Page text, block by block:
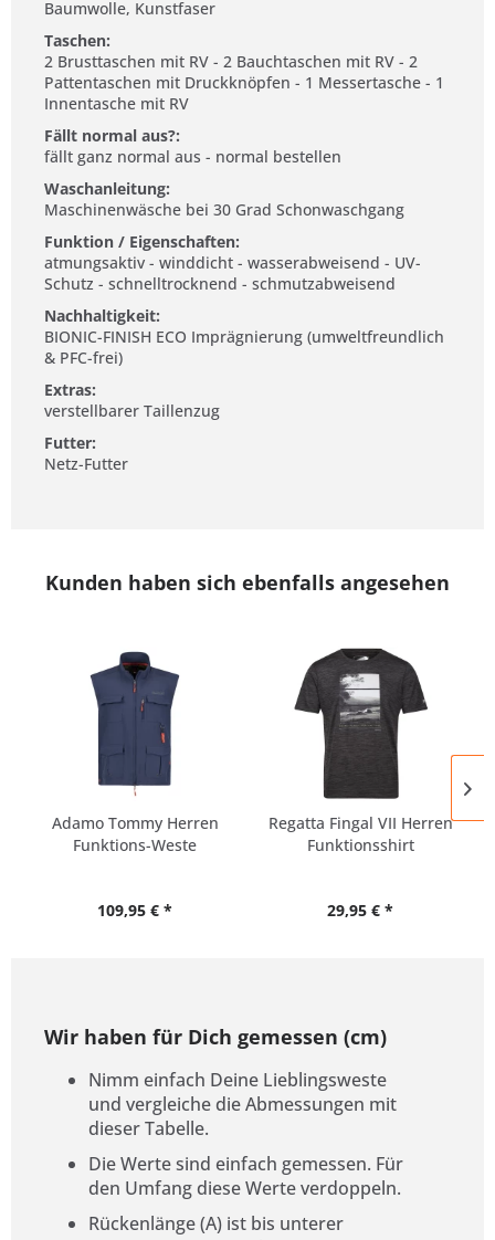
Baumwolle, Kunstfaser
Taschen:
2 Brusttaschen mit RV - 2 Bauchtaschen mit RV - 2
Pattentaschen mit Druckknöpfen - 1 Messertasche - 1
Innentasche mit RV
Fällt normal aus?:
fällt ganz normal aus - normal bestellen
Waschanleitung:
Maschinenwäsche bei 30 Grad Schonwaschgang
Funktion / Eigenschaften:
atmungsaktiv - winddicht - wasserabweisend - UV-
Schutz - schnelltrocknend - schmutzabweisend
Nachhaltigkeit:
BIONIC-FINISH ECO Imprägnierung (umweltfreundlich
& PFC-frei)
Extras:
verstellbarer Taillenzug
Futter:
Netz-Futter
Kunden haben sich ebenfalls angesehen
Adamo Tommy Herren
Funktions-Weste
109,95 € *
Regatta Fingal VII Herren
Funktionsshirt
29,95 € *
Wir haben für Dich gemessen (cm)
Nimm einfach Deine Lieblingsweste
und vergleiche die Abmessungen mit
dieser Tabelle.
Die Werte sind einfach gemessen. Für
den Umfang diese Werte verdoppeln.
Rückenlänge (A) ist bis unterer